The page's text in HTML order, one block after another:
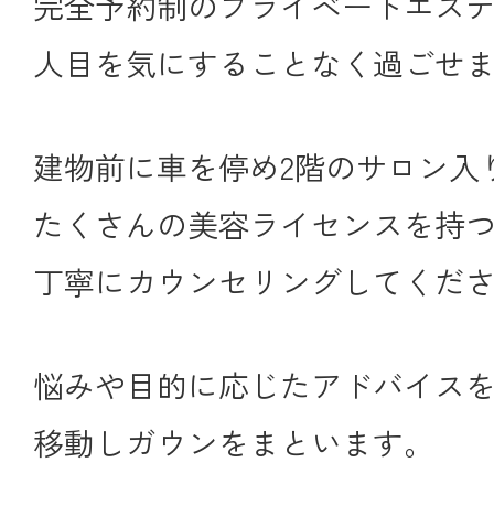
人目を気にすることなく過ごせ
建物前に車を停め2階のサロン
たくさんの美容ライセンスを持
丁寧にカウンセリングしてくだ
悩みや目的に応じたアドバイス
移動しガウンをまといます。